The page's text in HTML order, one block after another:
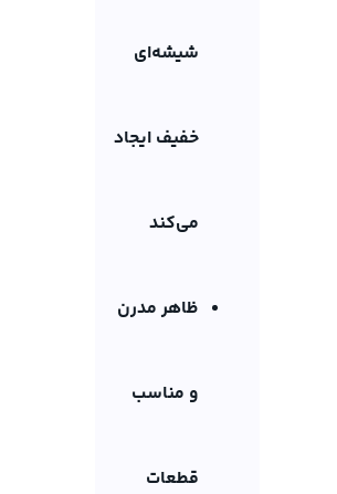
شیشه‌ای
خفیف ایجاد
می‌کند
ظاهر مدرن
و مناسب
قطعات